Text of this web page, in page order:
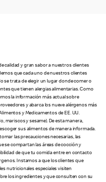
calidad y gran sabor a nuestros clientes
que cada uno de nuestros clientes
se trata de elegir un lugar donde comer o
que tienen alergias alimentarias. Como
la información más actual sobre
y abarca los nueve alérgenos más
y Medicamentos de EE. UU.
mariscos y sesame). De esta manera,
sus alimentos de manera informada.
las precauciones necesarias, las
se compartan las áreas de cocción y
de que tu comida entre en contacto
Instamos a que los clientes que
nutricionales especiales visiten
los ingredientes y que consulten con su